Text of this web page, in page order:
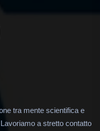
tra mente scientifica e
a stretto contatto